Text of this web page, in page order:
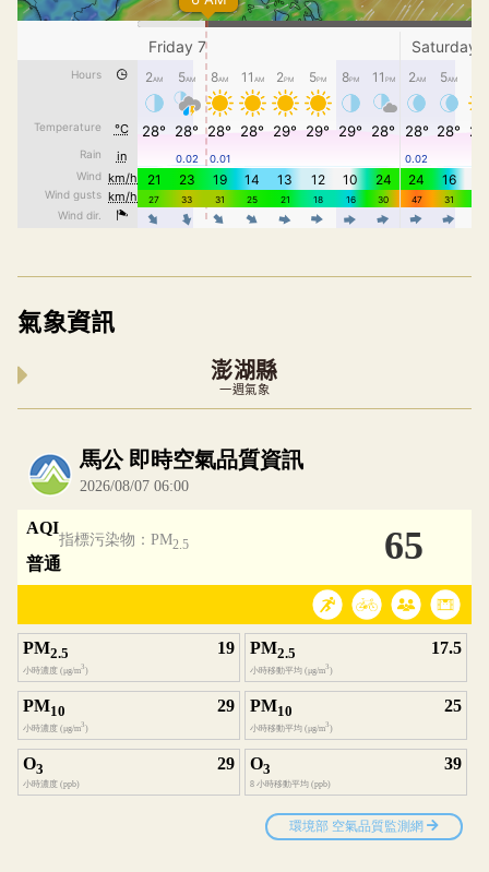
氣象資訊
澎湖縣
一週氣象
內嵌空氣品質小工具為視覺預覽，完整即時空